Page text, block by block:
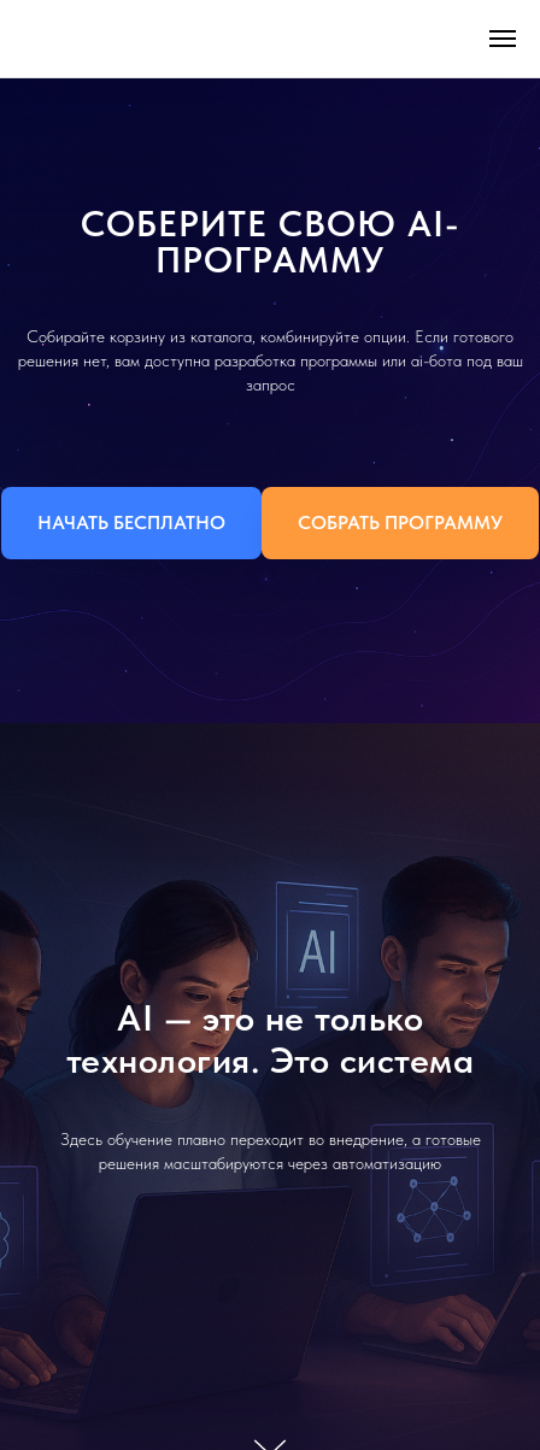
СОБЕРИТЕ СВОЮ AI-
ПРОГРАММУ
Собирайте корзину из каталога, комбинируйте опции. Если готового
решения нет, вам доступна разработка программы или ai-бота под ваш
запрос
НАЧАТЬ БЕСПЛАТНО СОБРАТЬ ПРОГРАММУ
AI — это не только
технология. Это система
Здесь обучение плавно переходит во внедрение, а готовые
решения масштабируются через автоматизацию